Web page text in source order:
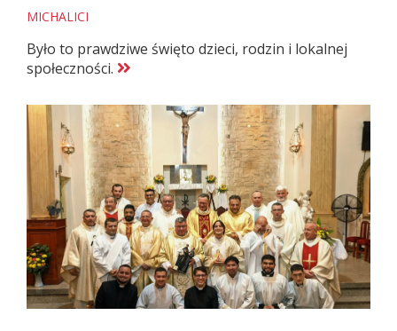
MICHALICI
Było to prawdziwe święto dzieci, rodzin i lokalnej
społeczności.